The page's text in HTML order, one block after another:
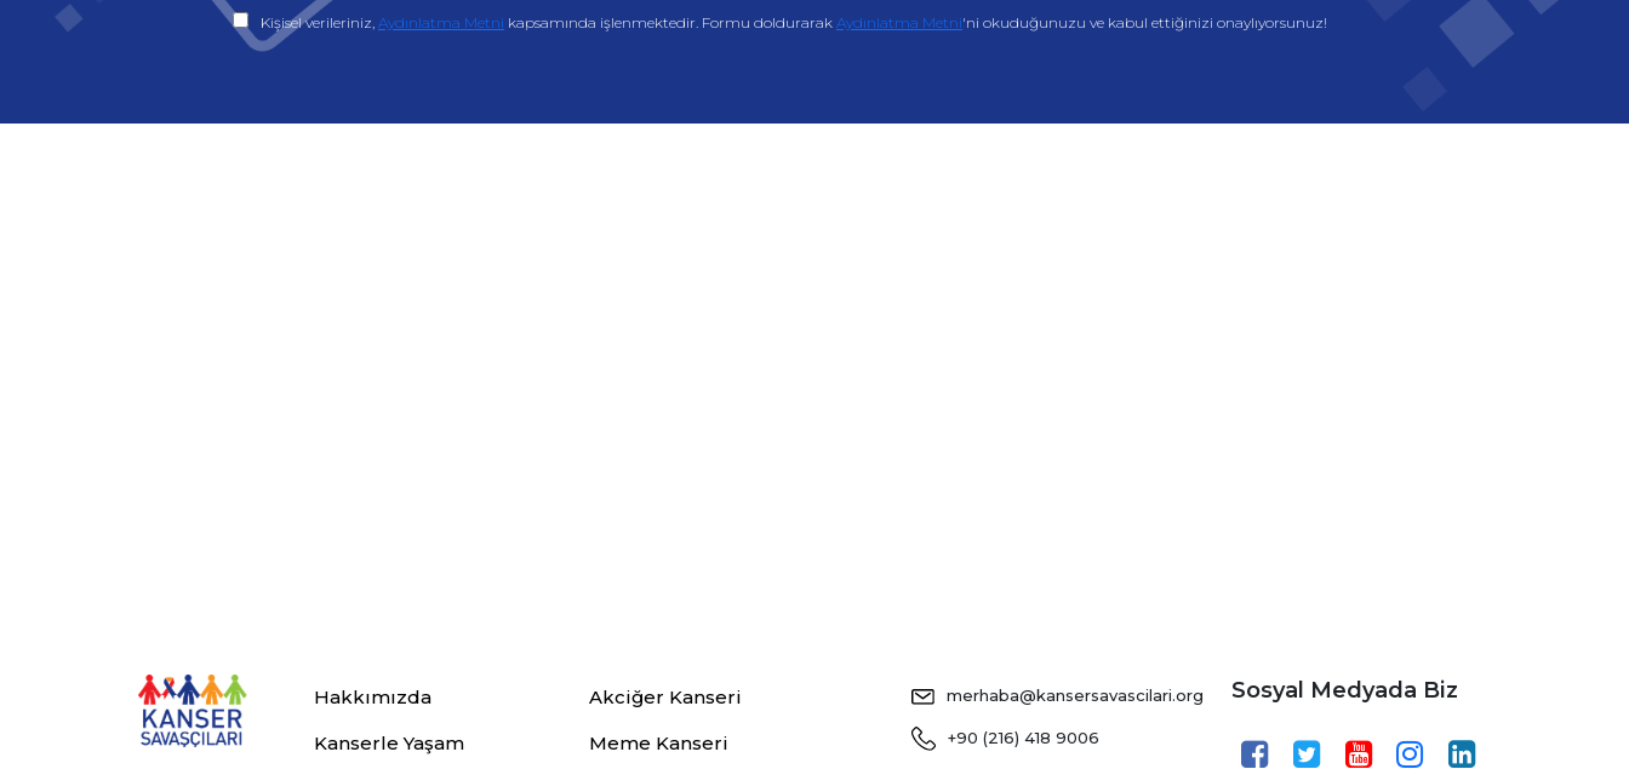
Kişisel verileriniz, Aydınlatma Metni kapsamında işlenmektedir. Formu doldurarak Aydınlatma Metni'ni okuduğunuzu ve kabul ettiğinizi onaylıyorsunuz!
Hakkımızda
Kanserle Yaşam
Akciğer Kanseri
Meme Kanseri
merhaba@kansersavascilari.org
+90 (216) 418 9006
Sosyal Medyada Biz